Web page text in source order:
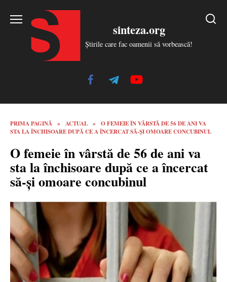
sinteza.org
Știrile care fac oamenii să vorbească!
PRIMA PAGINĂ » ACTUAL »
O FEMEIE ÎN VÂRSTĂ DE 56 DE ANI VA
STA LA ÎNCHISOARE DUPĂ CE A ÎNCERCAT SĂ-ȘI OMOARE CONCUBINUL
O femeie în vârstă de 56 de ani va
sta la închisoare după ce a încercat
să-și omoare concubinul